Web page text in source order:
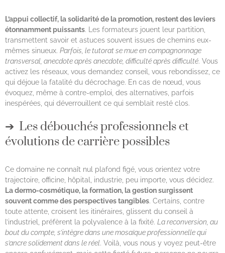
L’appui collectif, la solidarité de la promotion, restent des leviers
étonnamment puissants. Les formateurs jouent leur partition,
transmettent savoir et astuces souvent issues de chemins eux-
mêmes sinueux. Parfois, le tutorat se mue en compagnonnage
transversal, anecdote après anecdote, difficulté après difficulté. Vous
activez les réseaux, vous demandez conseil, vous rebondissez, ce
qui déjoue la fatalité du décrochage. En cas de nœud, vous
évoquez, même à contre-emploi, des alternatives, parfois
inespérées, qui déverrouillent ce qui semblait resté clos.
Les débouchés professionnels et
évolutions de carrière possibles
Ce domaine ne connaît nul plafond figé, vous orientez votre
trajectoire, officine, hôpital, industrie, peu importe, vous décidez.
La dermo-cosmétique, la formation, la gestion surgissent
souvent comme des perspectives tangibles. Certains, contre
toute attente, croisent les itinéraires, glissent du conseil à
l’industriel, préfèrent la polyvalence à la fixité. La reconversion, au
bout du compte, s’intègre dans une mosaïque professionnelle qui
s’ancre solidement dans le réel. Voilà, vous nous y voyez peut-être